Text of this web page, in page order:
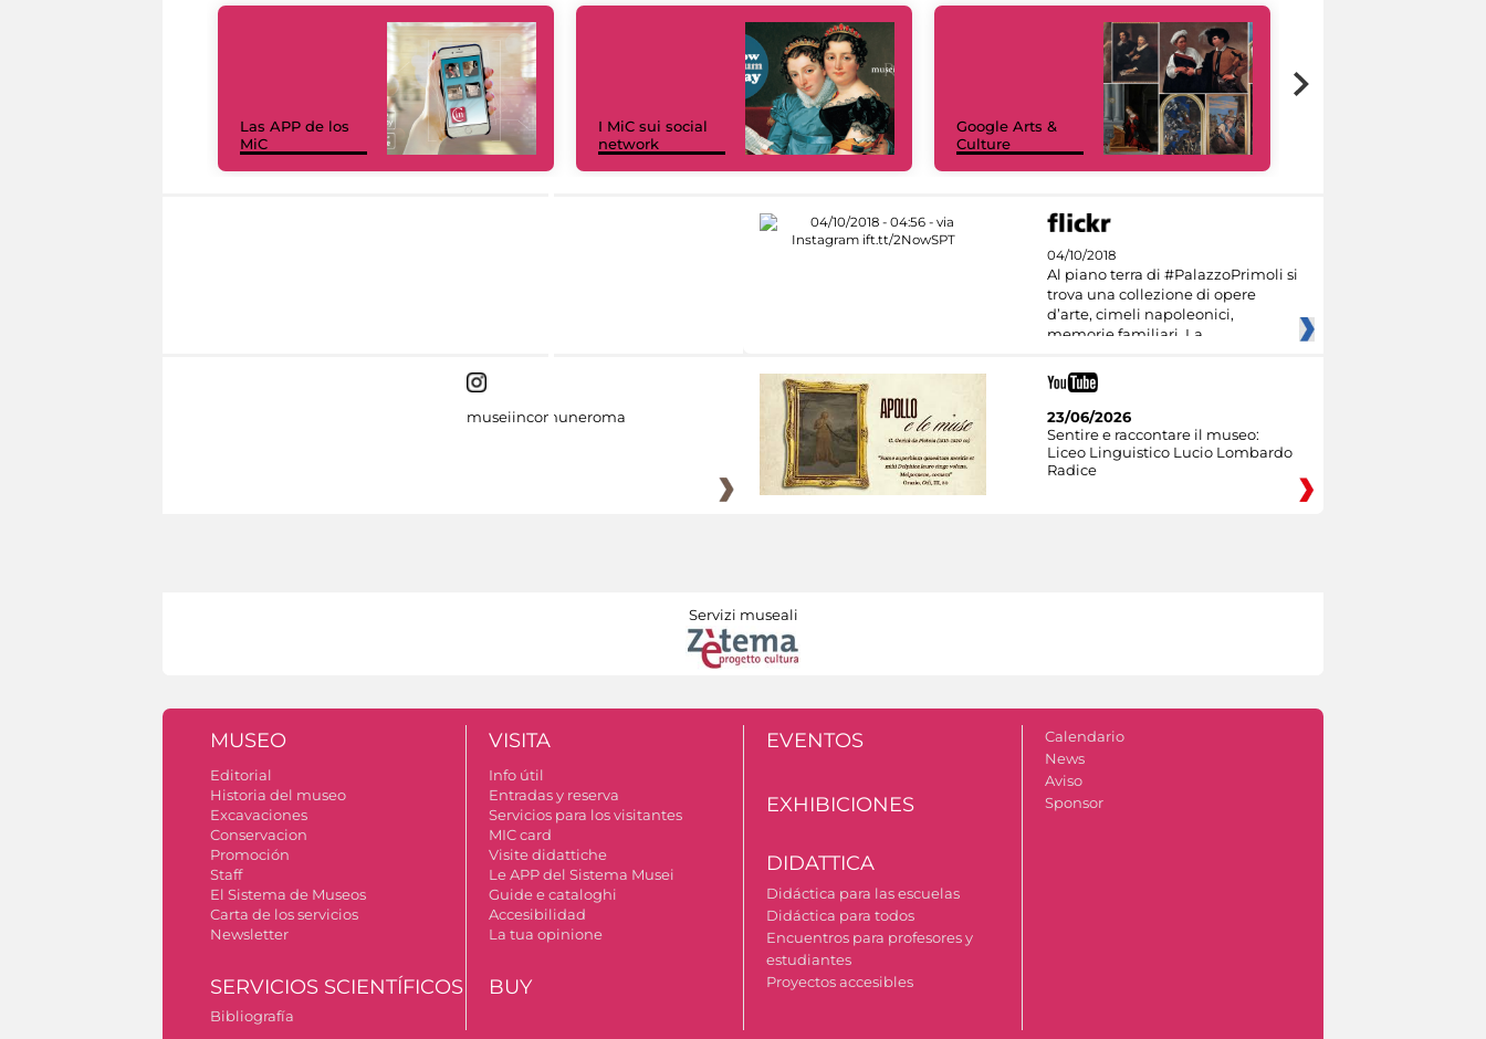
Las APP de los
MiC
I MiC sui social
network
Google Arts &
Culture
04/10/2018
Al piano terra di #PalazzoPrimoli si
trova una collezione di opere
d’arte, cimeli napoleonici,
memorie familiari. La
museiincomuneroma
23/06/2026
Sentire e raccontare il museo:
Liceo Linguistico Lucio Lombardo
Radice
Servizi museali
MUSEO
Editorial
Historia del museo
Excavaciones
Conservacion
Promoción
Staff
El Sistema de Museos
Carta de los servicios
Newsletter
SERVICIOS SCIENTÍFICOS
Bibliografía
VISITA
Info útil
Entradas y reserva
Servicios para los visitantes
MIC card
Visite didattiche
Le APP del Sistema Musei
Guide e cataloghi
Accesibilidad
La tua opinione
BUY
EVENTOS
EXHIBICIONES
DIDATTICA
Didáctica para las escuelas
Didáctica para todos
Encuentros para profesores y
estudiantes
Proyectos accesibles
Calendario
News
Aviso
Sponsor